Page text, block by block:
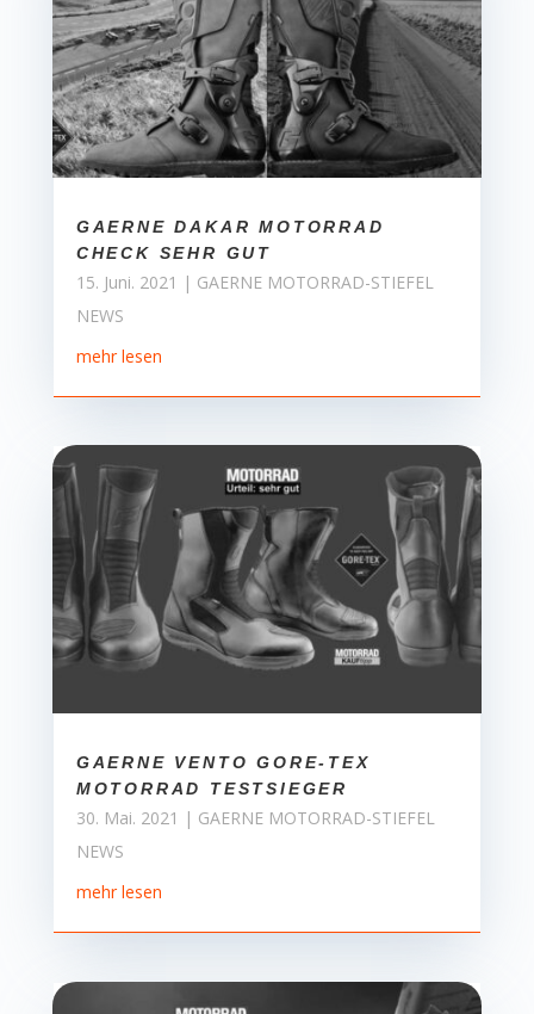
GAERNE DAKAR MOTORRAD
CHECK SEHR GUT
15. Juni. 2021 | GAERNE MOTORRAD-STIEFEL
NEWS
mehr lesen
GAERNE VENTO GORE-TEX
MOTORRAD TESTSIEGER
30. Mai. 2021 | GAERNE MOTORRAD-STIEFEL
NEWS
mehr lesen